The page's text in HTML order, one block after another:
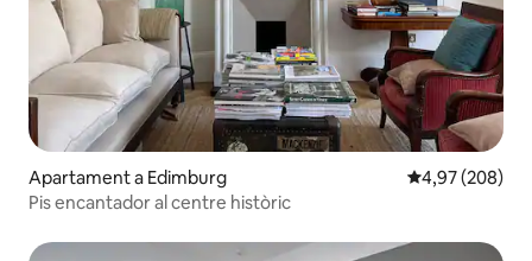
Apartament a Edimburg 4,97 de
4,97 (208)
Pis encantador al centre històric